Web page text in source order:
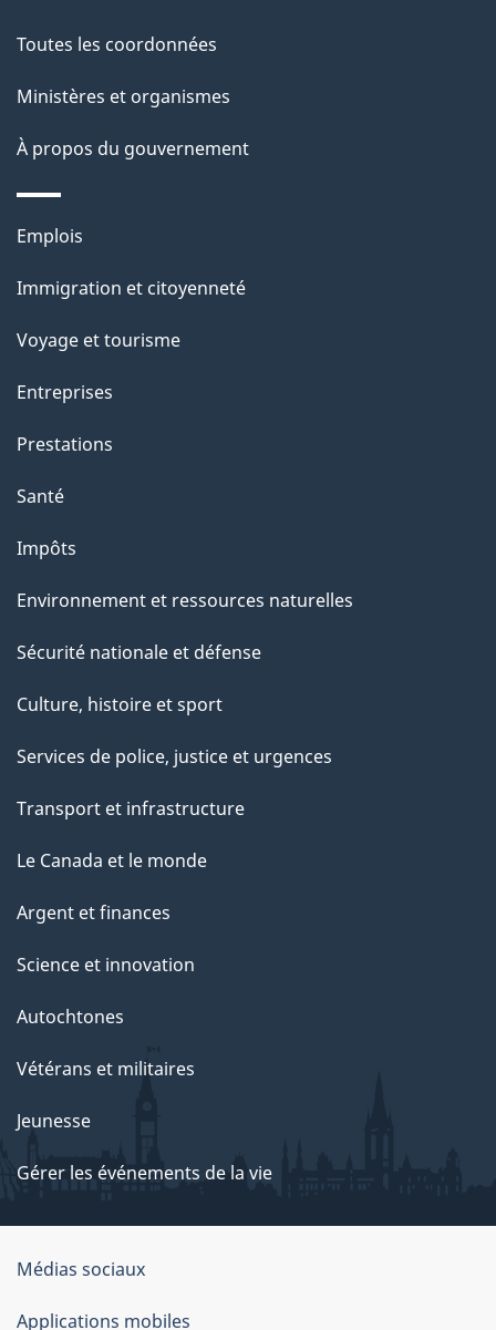
e
p
a
Toutes les coordonnées
Ministères et organismes
À propos du gouvernement
Thèmes
sujets
Emplois
Immigration et citoyenneté
Voyage et tourisme
Entreprises
Prestations
Santé
Impôts
Environnement et ressources naturelles
Sécurité nationale et défense
Culture, histoire et sport
Services de police, justice et urgences
Transport et infrastructure
Le Canada et le monde
Argent et finances
Science et innovation
Autochtones
Vétérans et militaires
Jeunesse
Gérer les événements de la vie
Organisation
du
Médias sociaux
Applications mobiles